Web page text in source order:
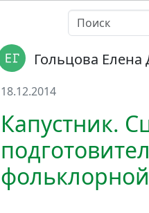
Гольцова
18.12.2014
Капустник.